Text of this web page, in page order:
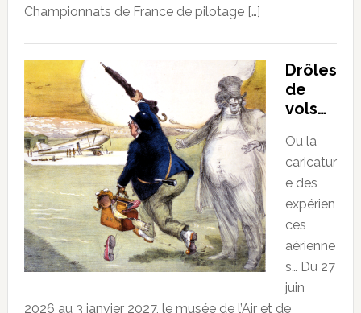
Championnats de France de pilotage […]
Drôles
de
vols…
Ou la
caricatur
e des
expérien
ces
aérienne
s… Du 27
juin
2026 au 3 janvier 2027, le musée de l’Air et de